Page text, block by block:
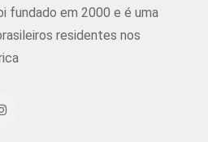
fundado em 2000 e é uma
residentes nos